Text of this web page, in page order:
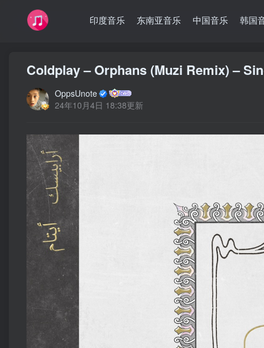
印度音乐 东南亚音乐 中国音乐 韩国
Coldplay – Orphans (Muzi Remix) –
OppsUnote
24年10月4日 18:38更新